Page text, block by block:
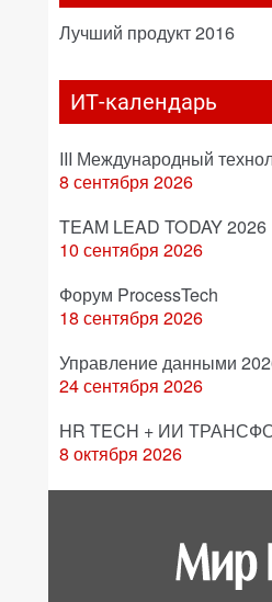
Лучший продукт 2016
ИТ-календарь
III Международный
8 сентября 2026
TEAM LEAD TODAY 2026
10 сентября 2026
Форум ProcessTech
18 сентября 2026
Управление данными
24 сентября 2026
HR TECH + ИИ
8 октября 2026